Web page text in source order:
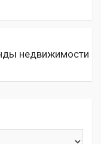
недвижимости